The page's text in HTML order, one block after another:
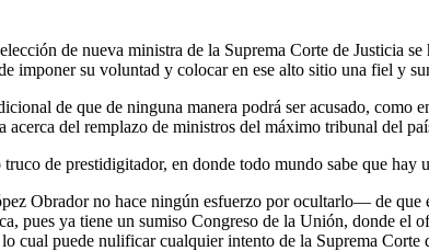
de nueva ministra de la Suprema Corte de Justicia
imponer su voluntad y colocar en ese alto sitio una fiel y
de que de ninguna manera podrá ser acusado,
del remplazo de ministros del máximo tribunal del
de prestidigitador, en donde todo mundo sabe que
Obrador no hace ningún esfuerzo por ocultarlo— de
pues ya tiene un sumiso Congreso de la Unión, donde
cual puede nulificar cualquier intento de la Suprema